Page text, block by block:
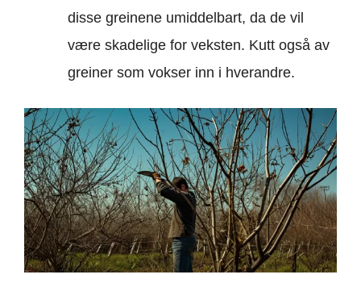
disse greinene umiddelbart, da de vil
være skadelige for veksten. Kutt også av
greiner som vokser inn i hverandre.